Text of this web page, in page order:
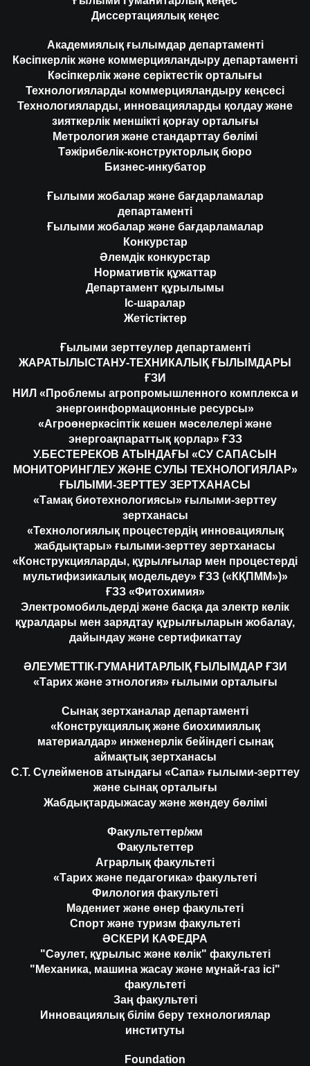
Диссертациялық кеңес
Академиялық ғылымдар департаменті
Кәсіпкерлік және коммерцияландыру департаменті
Кәсіпкерлік және серіктестік орталығы
Технологияларды коммерцияландыру кеңсесі
Технологияларды, инновацияларды қолдау және
зияткерлік меншікті қорғау орталығы
Метрология және стандарттау бөлімі
Тәжірибелік-конструкторлық бюро
Бизнес-инкубатор
Ғылыми жобалар және бағдарламалар
департаменті
Ғылыми жобалар және бағдарламалар
Конкурстар
Әлемдік конкурстар
Нормативтік құжаттар
Департамент құрылымы
Іс-шаралар
Жетістіктер
Ғылыми зерттеулер департаменті
ЖАРАТЫЛЫСТАНУ-ТЕХНИКАЛЫҚ ҒЫЛЫМДАРЫ
ҒЗИ
НИЛ «Проблемы агропромышленного комплекса и
энергоинформационные ресурсы»
«Агроөнеркәсіптік кешен мәселелері және
энергоақпараттық қорлар» ҒЗЗ
У.БЕСТЕРЕКОВ АТЫНДАҒЫ «СУ САПАСЫН
МОНИТОРИНГЛЕУ ЖӘНЕ СУЛЫ ТЕХНОЛОГИЯЛАР»
ҒЫЛЫМИ-ЗЕРТТЕУ ЗЕРТХАНАСЫ
«Тамақ биотехнологиясы» ғылыми-зерттеу
зертханасы
«Технологиялық процестердің инновациялық
жабдықтары» ғылыми-зерттеу зертханасы
«Конструкцияларды, құрылғылар мен процестерді
мультифизикалық модельдеу» ҒЗЗ («КҚПММ»)»
ҒЗЗ «Фитохимия»
Электромобильдерді және басқа да электр көлік
құралдары мен зарядтау құрылғыларын жобалау,
дайындау және сертификаттау
ӘЛЕУМЕТТІК-ГУМАНИТАРЛЫҚ ҒЫЛЫМДАР ҒЗИ
«Тарих және этнология» ғылыми орталығы
Сынақ зертханалар департаменті
«Конструкциялық және биохимиялық
материалдар» инженерлік бейіндегі сынақ
аймақтық зертханасы
С.Т. Сүлейменов атындағы «Сапа» ғылыми-зерттеу
және сынақ орталығы
Жабдықтардыжасау және жөндеу бөлімі
Факультеттер/жм
Факультеттер
Аграрлық факультеті
«Тарих және педагогика» факультеті
Филология факультеті
Мәдениет және өнер факультеті
Спорт және туризм факультеті
ӘСКЕРИ КАФЕДРА
"Сәулет, құрылыс және көлік" факультеті
"Механика, машина жасау және мұнай-газ ісі"
факультеті
Заң факультеті
Инновациялық білім беру технологиялар
институты
Foundation